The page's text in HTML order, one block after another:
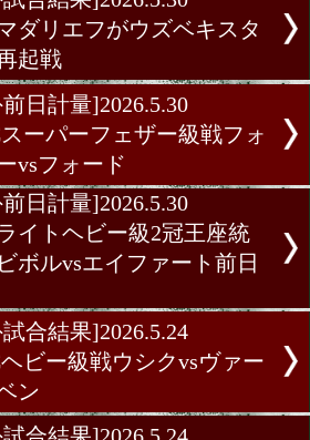
スーパー・IBF 世界ラ
ビー級王座統一戦ビボル
ファート
外試合結果]2026.5.30
フマダリエフがウズベキ
で再起戦
外前日計量]2026.5.30
スーパーフェザー級
ターvsフォード
外前日計量]2026.5.30
界ライトヘビー級2冠王